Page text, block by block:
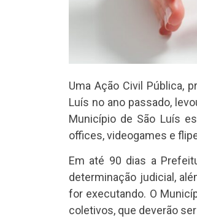
Uma Ação Civil Pública,
Luís no ano passado,
Município de São Luís
offices, videogames e
Em até 90 dias a
determinação judicial,
for executando. O
coletivos, que deverão